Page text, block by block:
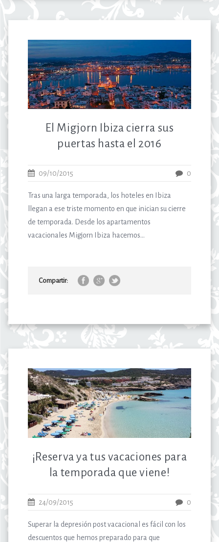
El Migjorn Ibiza cierra sus
puertas hasta el 2016
09/10/2015 0
Tras una larga temporada, los hoteles en Ibiza
llegan a ese triste momento en que inician su cierre
de temporada. Desde los apartamentos
vacacionales Migjorn Ibiza hacemos...
Compartir:
¡Reserva ya tus vacaciones para
la temporada que viene!
24/09/2015 0
Superar la depresión post vacacional es fácil con los
descuentos que hemos preparado para que